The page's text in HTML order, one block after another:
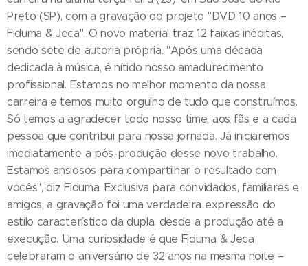
Preto (SP), com a gravação do projeto "DVD 10 anos –
Fiduma & Jeca". O novo material traz 12 faixas inéditas,
sendo sete de autoria própria. "Após uma década
dedicada à música, é nítido nosso amadurecimento
profissional. Estamos no melhor momento da nossa
carreira e temos muito orgulho de tudo que construímos.
Só temos a agradecer todo nosso time, aos fãs e a cada
pessoa que contribui para nossa jornada. Já iniciaremos
imediatamente a pós-produção desse novo trabalho.
Estamos ansiosos para compartilhar o resultado com
vocês", diz Fiduma. Exclusiva para convidados, familiares e
amigos, a gravação foi uma verdadeira expressão do
estilo característico da dupla, desde a produção até a
execução. Uma curiosidade é que Fiduma & Jeca
celebraram o aniversário de 32 anos na mesma noite –